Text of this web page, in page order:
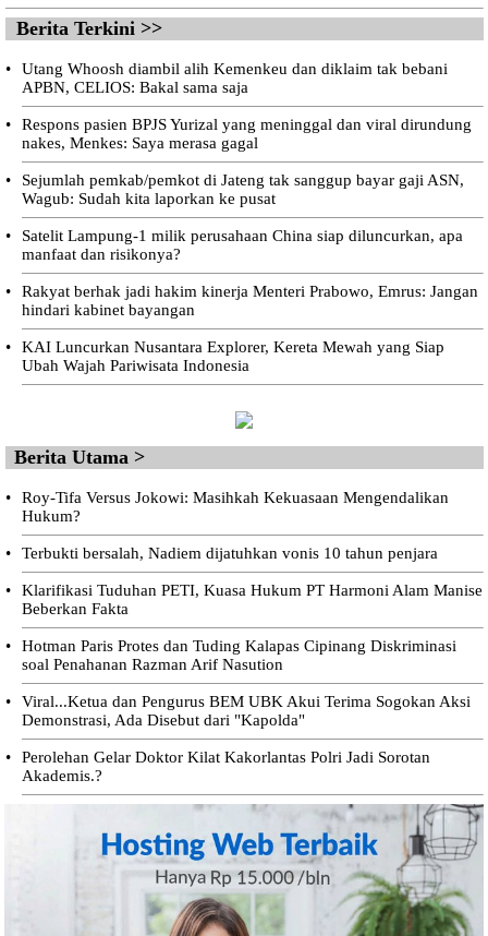
Berita Terkini >>
•
Utang Whoosh diambil alih Kemenkeu dan diklaim tak bebani
APBN, CELIOS: Bakal sama saja
•
Respons pasien BPJS Yurizal yang meninggal dan viral dirundung
nakes, Menkes: Saya merasa gagal
•
Sejumlah pemkab/pemkot di Jateng tak sanggup bayar gaji ASN,
Wagub: Sudah kita laporkan ke pusat
•
Satelit Lampung-1 milik perusahaan China siap diluncurkan, apa
manfaat dan risikonya?
•
Rakyat berhak jadi hakim kinerja Menteri Prabowo, Emrus: Jangan
hindari kabinet bayangan
•
KAI Luncurkan Nusantara Explorer, Kereta Mewah yang Siap
Ubah Wajah Pariwisata Indonesia
Berita Utama >
•
Roy-Tifa Versus Jokowi: Masihkah Kekuasaan Mengendalikan
Hukum?
• Terbukti bersalah, Nadiem dijatuhkan vonis 10 tahun penjara
•
Klarifikasi Tuduhan PETI, Kuasa Hukum PT Harmoni Alam Manise
Beberkan Fakta
•
Hotman Paris Protes dan Tuding Kalapas Cipinang Diskriminasi
soal Penahanan Razman Arif Nasution
•
Viral...Ketua dan Pengurus BEM UBK Akui Terima Sogokan Aksi
Demonstrasi, Ada Disebut dari "Kapolda"
•
Perolehan Gelar Doktor Kilat Kakorlantas Polri Jadi Sorotan
Akademis.?